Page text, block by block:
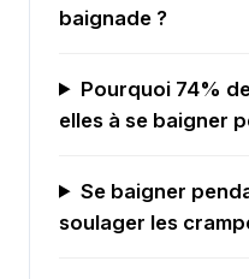
baignade ?
Pourquoi 74%
elles à se baigner
Se baigner
soulager les